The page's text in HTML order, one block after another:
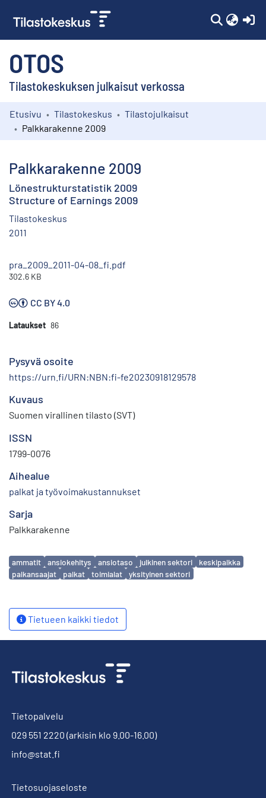
OTOS
Tilastokeskuksen julkaisut verkossa
Kokoelmat
Etusivu Tilastokeskus
Tilastojulkaisut
Palkkarakenne 2009
Palkkarakenne 2009
Lönestrukturstatistik 2009
Structure of Earnings 2009
Tilastokeskus
2011
pra_2009_2011-04-08_fi.pdf
302.6 KB
CC BY 4.0
Lataukset 86
Pysyvä osoite
https://urn.fi/URN:NBN:fi-fe20230918129578
Kuvaus
Suomen virallinen tilasto (SVT)
ISSN
1799-0076
Aihealue
palkat ja työvoimakustannukset
Sarja
Palkkarakenne
Avainsanat
ammatit ansiokehitys ansiotaso julkinen sektori
keskipalkka
palkansaajat
palkat toimialat yksityinen sektori
Tietueen kaikki tiedot
Tietopalvelu
029 551 2220 (arkisin klo 9.00-16.00)
info@stat.fi
Tietosuojaseloste